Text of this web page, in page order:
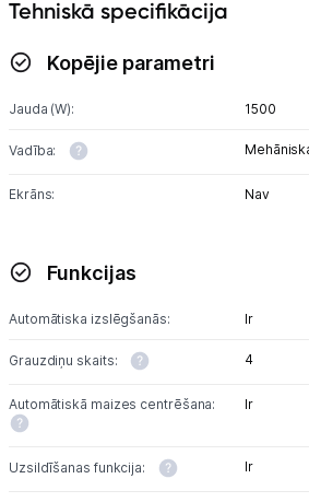
Tet pakalpojumi
Kontakti
Tehniskā specifikācija
Kopējie parametri
Jauda (W): 1500
Vadība:
Ekrāns: Nav
Funkcijas
Automātiska izslēgšanās: Ir
Grauzdiņu skaits: 4
Automātiskā maizes centrēšana: Ir
Uzsildīšanas funkcija: Ir